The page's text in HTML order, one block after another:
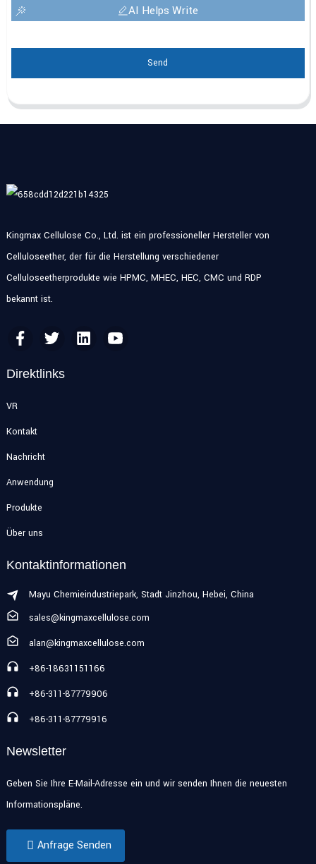
AI Helps Write
Send
Kingmax Cellulose Co., Ltd. ist ein professioneller Hersteller von
Celluloseether, der für die Herstellung verschiedener
Celluloseetherprodukte wie HPMC, MHEC, HEC, CMC und RDP
bekannt ist.
Direktlinks
VR
Kontakt
Nachricht
Anwendung
Produkte
Über uns
Kontaktinformationen
Mayu Chemieindustriepark, Stadt Jinzhou, Hebei, China
sales@kingmaxcellulose.com
alan@kingmaxcellulose.com
+86-18631151166
+86-311-87779906
+86-311-87779916
Newsletter
Geben Sie Ihre E-Mail-Adresse ein und wir senden Ihnen die neuesten
Informationspläne.
Anfrage Senden